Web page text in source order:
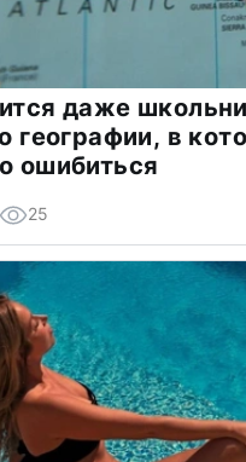
даже
географии, в
ошибиться
25